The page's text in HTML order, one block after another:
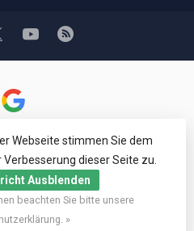
Car Cosmetics® Hail pro®
Reviews4,8
Webseite stimmen Sie dem
dieser Seite zu.
Ausblenden
beachten Sie bitte unsere
»